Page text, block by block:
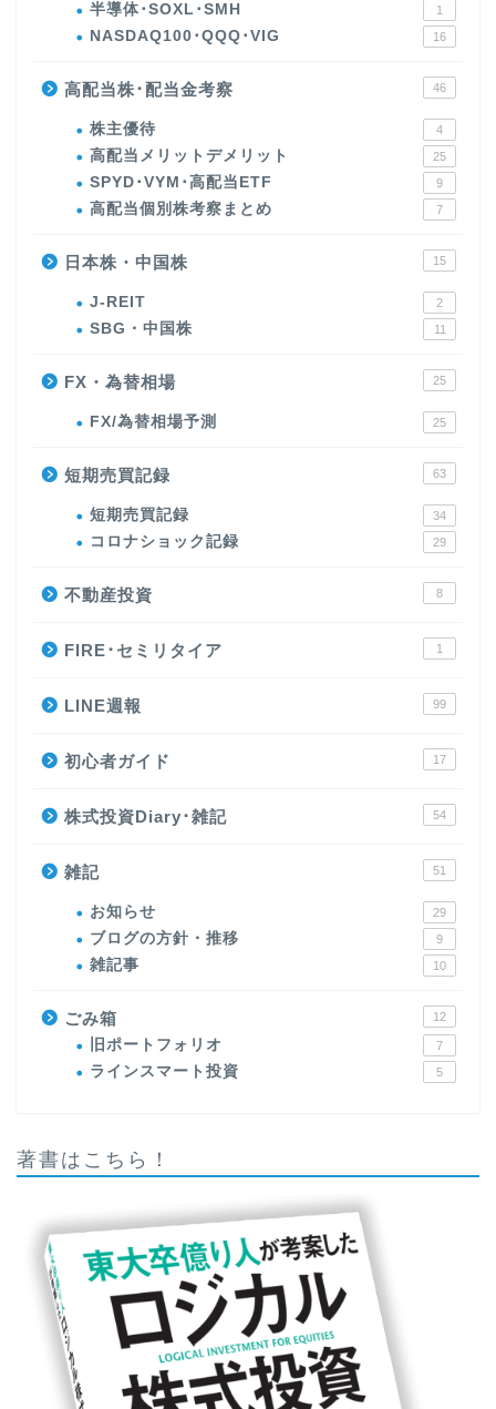
半導体･SOXL･SMH 1
NASDAQ100･QQQ･VIG 16
高配当株･配当金考察 46
株主優待 4
高配当メリットデメリット 25
SPYD･VYM･高配当ETF 9
高配当個別株考察まとめ 7
日本株・中国株 15
J-REIT 2
SBG・中国株 11
FX・為替相場 25
FX/為替相場予測 25
短期売買記録 63
短期売買記録 34
コロナショック記録 29
不動産投資 8
FIRE･セミリタイア 1
LINE週報 99
初心者ガイド 17
株式投資Diary･雑記 54
雑記 51
お知らせ 29
ブログの方針・推移 9
雑記事 10
ごみ箱 12
旧ポートフォリオ 7
ラインスマート投資 5
著書はこちら！